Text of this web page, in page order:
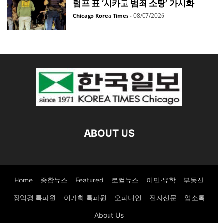
럼프 표 ‘시카고 범죄 소탕’ 가시화
Chicago Korea Times - 08/07/2026
ABOUT US
Home 종합뉴스 Featured 로컬뉴스 이민·유학 부동산
장익경 특파원 이가희 특파원 오피니언 전자신문 업소록
About Us